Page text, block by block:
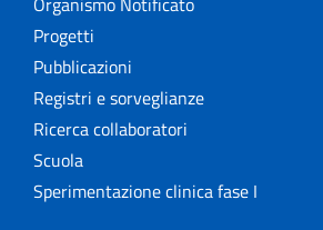
Progetti
Pubblicazioni
Registri e sorveglianze
Ricerca collaboratori
Scuola
Sperimentazione clinica fase I